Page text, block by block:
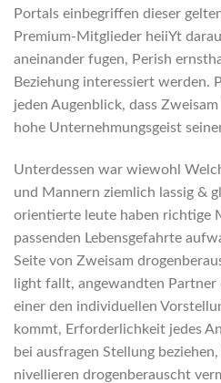
Portals einbegriffen dieser
Premium-Mitglieder heiiYt
aneinander fugen, Perish
Beziehung interessiert werden.
jeden Augenblick, dass
hohe Unternehmungsgeist
Unterdessen war wiewohl
und Mannern ziemlich lassig &
orientierte leute haben richtige
passenden Lebensgefahrte
Seite von Zweisam
light fallt, angewandten
einer den individuellen
kommt, Erforderlichkeit jedes
bei ausfragen Stellung
nivellieren drogenberauscht